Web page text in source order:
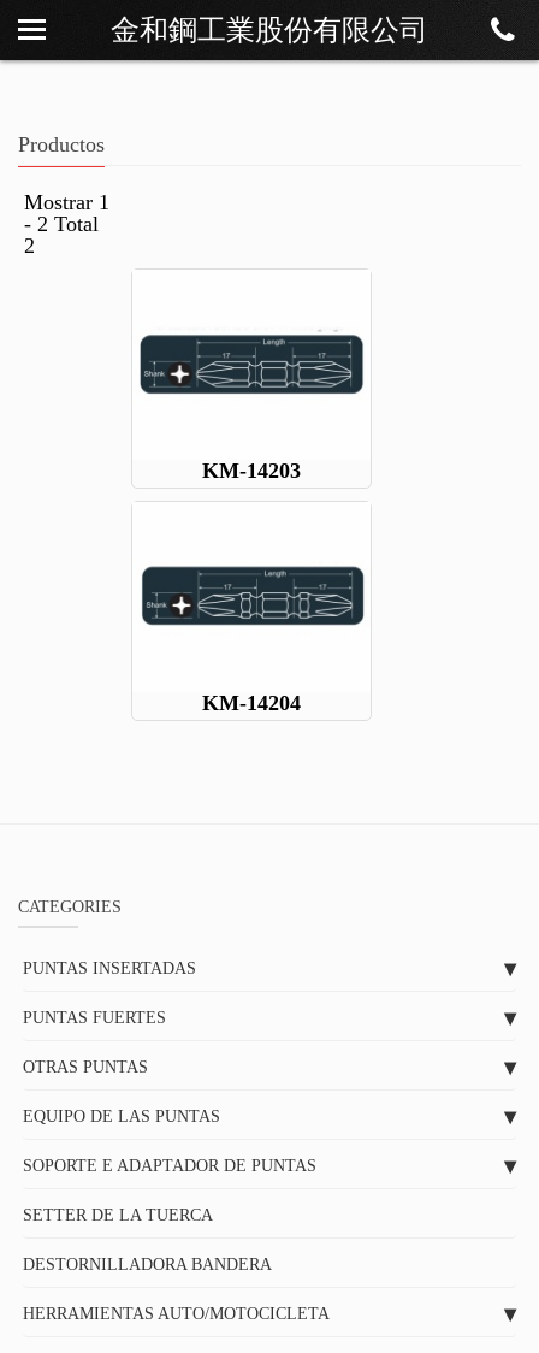
金和鋼工業股份有限公司
Sobre Os
Contáctenos
Productos
Mostrar 1
- 2 Total
2
KM-14203
KM-14204
CATEGORIES
PUNTAS INSERTADAS
PUNTAS FUERTES
OTRAS PUNTAS
EQUIPO DE LAS PUNTAS
SOPORTE E ADAPTADOR DE PUNTAS
SETTER DE LA TUERCA
DESTORNILLADORA BANDERA
HERRAMIENTAS AUTO/MOTOCICLETA